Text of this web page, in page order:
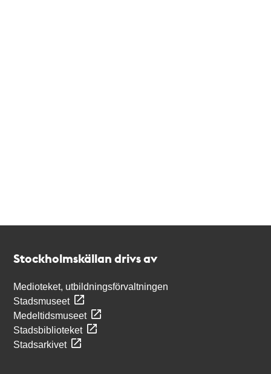
Stockholmskällan drivs av
Medioteket, utbildningsförvaltningen
Stadsmuseet
Medeltidsmuseet
Stadsbiblioteket
Stadsarkivet